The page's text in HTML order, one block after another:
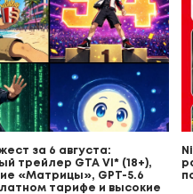
за 6 августа:
трейлер GTA VI* (18+),
«Матрицы», GPT-5.6
тарифе и высокие